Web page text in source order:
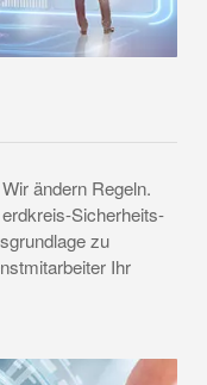
ändern Regeln.
Sicherheits-
zu
Ihr